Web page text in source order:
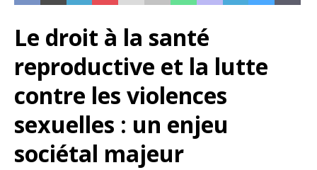
Le droit à la santé
reproductive et la lutte
contre les violences
sexuelles : un enjeu
sociétal majeur